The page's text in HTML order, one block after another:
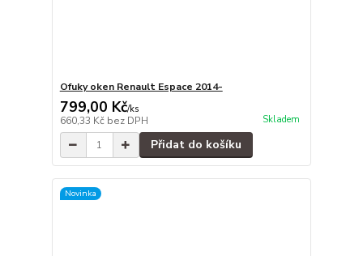
Ofuky oken Renault Espace 2014-
799,00 Kč/ks
660,33 Kč bez DPH Skladem
Přidat do košíku
Novinka